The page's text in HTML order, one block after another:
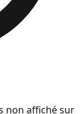
non affiché sur